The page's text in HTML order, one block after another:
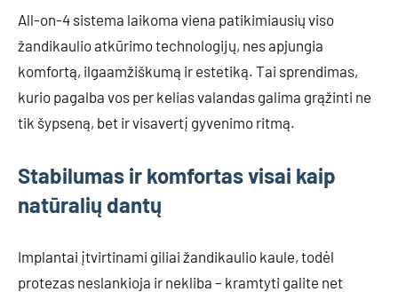
All-on-4 sistema laikoma viena patikimiausių viso
žandikaulio atkūrimo technologijų, nes apjungia
komfortą, ilgaamžiškumą ir estetiką. Tai sprendimas,
kurio pagalba vos per kelias valandas galima grąžinti ne
tik šypseną, bet ir visavertį gyvenimo ritmą.
Stabilumas ir komfortas visai kaip
natūralių dantų
Implantai įtvirtinami giliai žandikaulio kaule, todėl
protezas neslankioja ir nekliba – kramtyti galite net